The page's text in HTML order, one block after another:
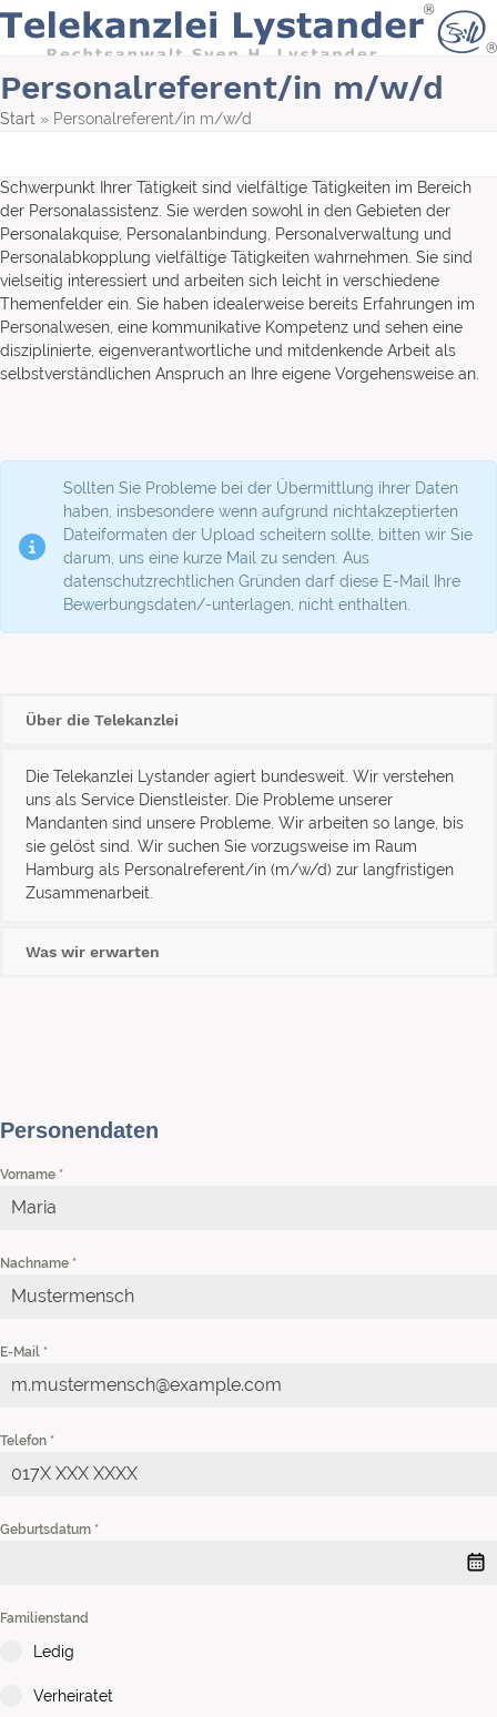
Skip
content
Personalreferent/in m/w/d
Start » Personalreferent/in m/w/d
Schwerpunkt Ihrer Tätigkeit sind vielfältige Tätigkeiten im Bereich
der Personalassistenz. Sie werden sowohl in den Gebieten der
Personalakquise, Personalanbindung, Personalverwaltung und
Personalabkopplung vielfältige Tätigkeiten wahrnehmen. Sie sind
vielseitig interessiert und arbeiten sich leicht in verschiedene
Themenfelder ein. Sie haben idealerweise bereits Erfahrungen im
Personalwesen, eine kommunikative Kompetenz und sehen eine
disziplinierte, eigenverantwortliche und mitdenkende Arbeit als
selbstverständlichen Anspruch an Ihre eigene Vorgehensweise an.
Sollten Sie Probleme bei der Übermittlung ihrer Daten
haben, insbesondere wenn aufgrund nichtakzeptierten
Dateiformaten der Upload scheitern sollte, bitten wir Sie
darum, uns eine kurze Mail zu senden. Aus
datenschutzrechtlichen Gründen darf diese E-Mail Ihre
Bewerbungsdaten/-unterlagen, nicht enthalten.
Über die Telekanzlei
Die Telekanzlei Lystander agiert bundesweit. Wir verstehen
uns als Service Dienstleister. Die Probleme unserer
Mandanten sind unsere Probleme. Wir arbeiten so lange, bis
sie gelöst sind. Wir suchen Sie vorzugsweise im Raum
Hamburg als Personalreferent/in (m/w/d) zur langfristigen
Zusammenarbeit.
Was wir erwarten
Personendaten
Vorname *
Nachname *
E-Mail *
Telefon *
Geburtsdatum *
Familienstand
Ledig
Verheiratet